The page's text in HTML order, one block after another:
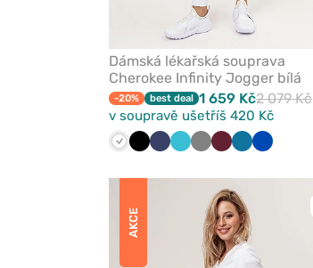
Dámská lékařská souprava
Cherokee Infinity Jogger bílá
-20% best deal 1 659 Kč2 079 Kč
v soupravě ušetříš 420 Kč
Bílá ČernáNámořnická
MořskyŠedáTřešňová
KaraibskyKrálovsky
AKCE